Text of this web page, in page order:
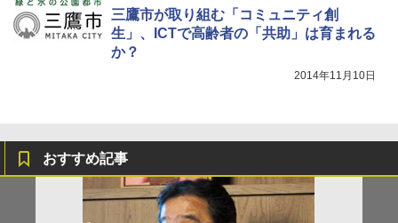
三鷹市が取り組む「コミュニティ創
生」、ICTで高齢者の「共助」は育まれる
か？
2014年11月10日
おすすめ記事